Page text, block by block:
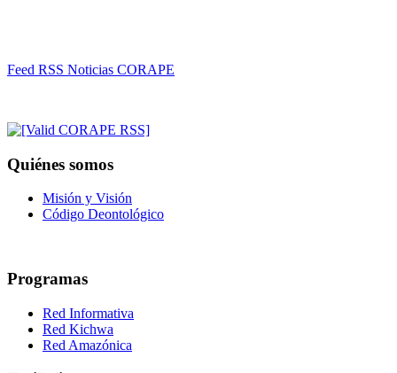
Feed RSS Noticias CORAPE
Quiénes somos
Misión y Visión
Código Deontológico
Programas
Red Informativa
Red Kichwa
Red Amazónica